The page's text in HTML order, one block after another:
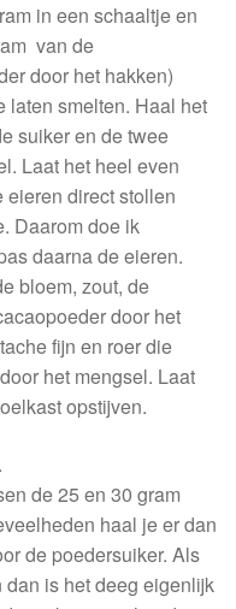
in een schaaltje en
van de
door het hakken)
laten smelten. Haal het
suiker en de twee
Laat het heel even
eieren direct stollen
Daarom doe ik
daarna de eieren.
bloem, zout, de
door het
fijn en roer die
het mengsel. Laat
opstijven.
de 25 en 30 gram
haal je er dan
de poedersuiker. Als
is het deeg eigenlijk